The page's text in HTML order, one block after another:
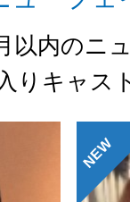
以内のニ
りキャス
NEW